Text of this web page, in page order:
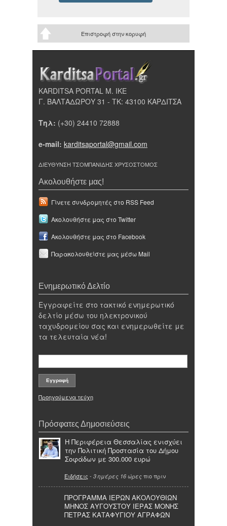
Επιστροφή στην κορυφή
KARDITSA PORTAL Μ. ΙΚΕ
Γ. ΒΑΛΤΑΔΩΡΟΥ 31 - ΤΚ: 43100 ΚΑΡΔΙΤΣΑ
Τηλ: (+30) 24410 72888
e-mail: karditsaportal@gmail.com
ΔΙΕΥΘΥΝΣΗ ΤΣΟΜΠΑΝΙΔΗΣ ΧΡΥΣΟΣΤΟΜΟΣ
Ακολουθήστε μας!
Γίνετε συνδρομητές στο RSS Feed
Ακολουθήστε μας στο Twitter
Ακολουθήστε μας στο Facebook
Παρακολουθείστε μας μέσω Mail
Ενημερωτικό Δελτίο
Εγγραφείτε στο τακτικό ενημερωτικό
δελτίο μέσω του ηλεκτρονικού
ταχυδρομείου σας και ενημερωθείτε με
τα τελευταία νέα!
Προηγούμενα τεύχη
Πρόσφατες Δημοσιεύσεις
Η Περιφέρεια Θεσσαλίας ενισχύει
την Πολιτική Προστασία του Δήμου
Σοφάδων με 300.000 ευρώ
Ειδήσεις - 3 ημέρες 16 ώρες πιο πριν
ΠΡΟΓΡΑΜΜΑ ΙΕΡΩΝ ΑΚΟΛΟΥΘΙΩΝ
ΜΗΝΟΣ ΑΥΓΟΥΣΤΟΥ ΙΕΡΑΣ ΜΟΝΗΣ
ΠΕΤΡΑΣ ΚΑΤΑΦΥΓΙΟΥ ΑΓΡΑΦΩΝ